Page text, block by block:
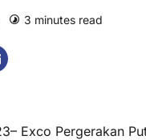
3 minutes read
Exco Pergerakan